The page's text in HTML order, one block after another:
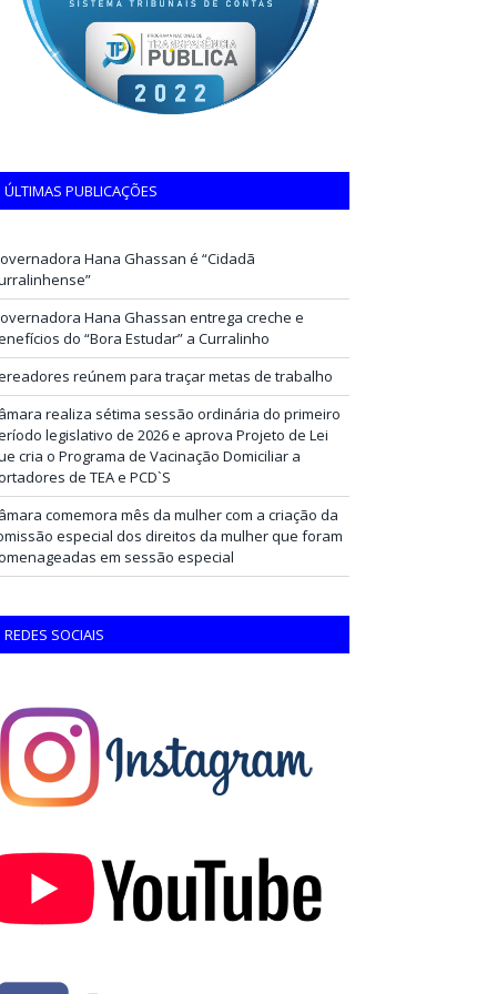
ÚLTIMAS PUBLICAÇÕES
Hana Ghassan é “Cidadã
Hana Ghassan entrega creche e
do “Bora Estudar” a Curralinho
reúnem para traçar metas de trabalho
realiza sétima sessão ordinária do primeiro
legislativo de 2026 e aprova Projeto de Lei
cria o Programa de Vacinação Domiciliar a
de TEA e PCD`S
comemora mês da mulher com a criação da
especial dos direitos da mulher que foram
em sessão especial
REDES SOCIAIS